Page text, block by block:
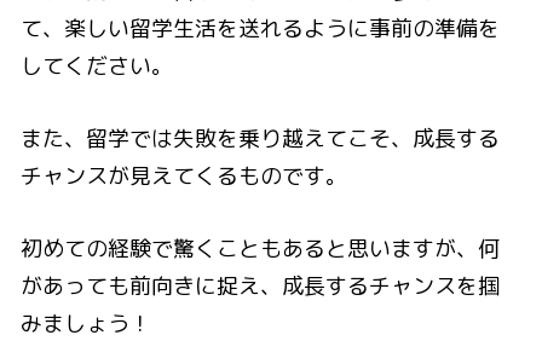
て、楽しい留学生活を送れるように事前の準備を
してください。
また、留学では失敗を乗り越えてこそ、成長する
チャンスが見えてくるものです。
初めての経験で驚くこともあると思いますが、何
があっても前向きに捉え、成長するチャンスを掴
みましょう！